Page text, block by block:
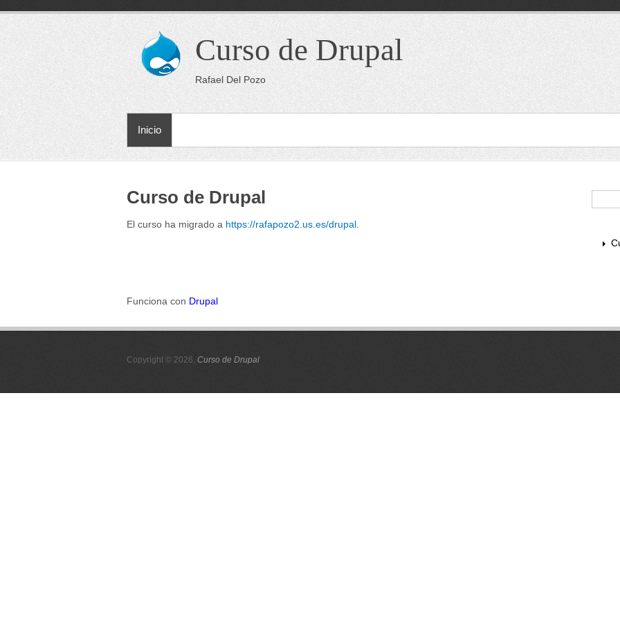
Curso de Drupal
Rafael Del Pozo
Inicio
Curso de Drupal
El curso ha migrado a https://rafapozo2.us.es/drupal
Funciona con Drupal
Copyright © 2026, Curso de Drupal